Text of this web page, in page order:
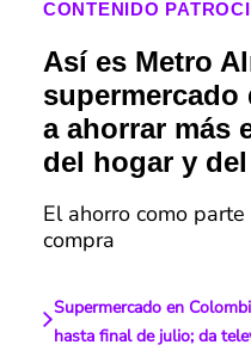
CONTENIDO
Así es Metro
supermercado
a ahorrar más
del hogar y
El ahorro como
compra
Supermercado en
hasta final de julio; da